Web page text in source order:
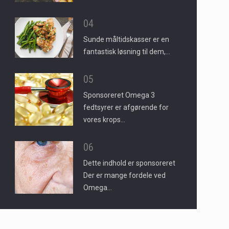
04
Sunde måltidskasser er en
fantastisk løsning til dem,…
05
Sponsoreret Omega 3
fedtsyrer er afgørende for
vores krops…
06
Dette indhold er sponsoreret
Der er mange fordele ved
Omega…